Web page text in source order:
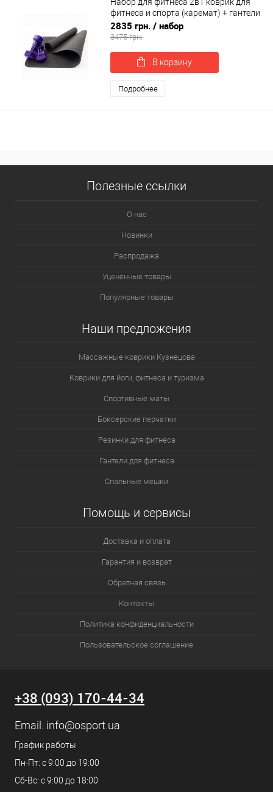
фитнеса и спорта (каремат) + гантели
2шт по 6 кг OSPORT Set 21 (n-0052)
2835 грн. / набор
3475 грн.
В корзину
Подробнее
Полезные ссылки
О нас
Новинки
Распродажа
Уцененные товары
Популярные товары
Наши предложения
Массажные коврики Кузнецова
Коврики для йоги, фитнеса и туризма
Спортивные маты
Боксерские перчатки
Резинки для фитнеса
Гантели для фитнеса
Спальные мешки
Помощь и сервисы
Доставка и оплата
Гарантия и возврат
Обратная связь
Контакты
Политика конфиденциальности
Пользовательское соглашение
+38 (093) 170-44-34
Email: info@osport.ua
График работы
Пн-Пт: с 9:00 до 19:00
Сб-Вс: с 9:00 до 18:00